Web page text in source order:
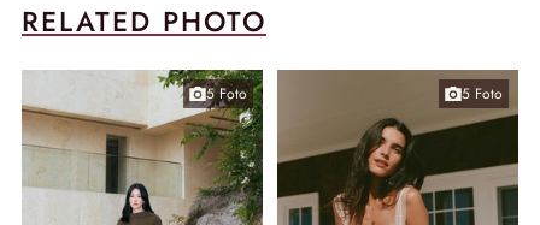
RELATED PHOTO
5 Foto 5 Foto